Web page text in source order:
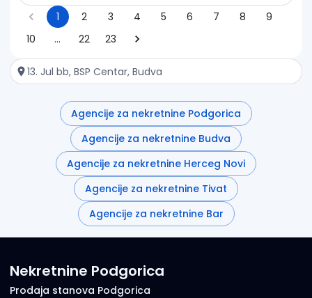
1 2 3 4 5 6 7 8
9
10
… 22 23
13. Jul bb, BSP Centar, Budva
Agencije za nekretnine Podgorica
Agencije za nekretnine Budva
Agencije za nekretnine Herceg Novi
Agencije za nekretnine Tivat
Agencije za nekretnine Bar
Nekretnine Podgorica
Prodaja stanova Podgorica